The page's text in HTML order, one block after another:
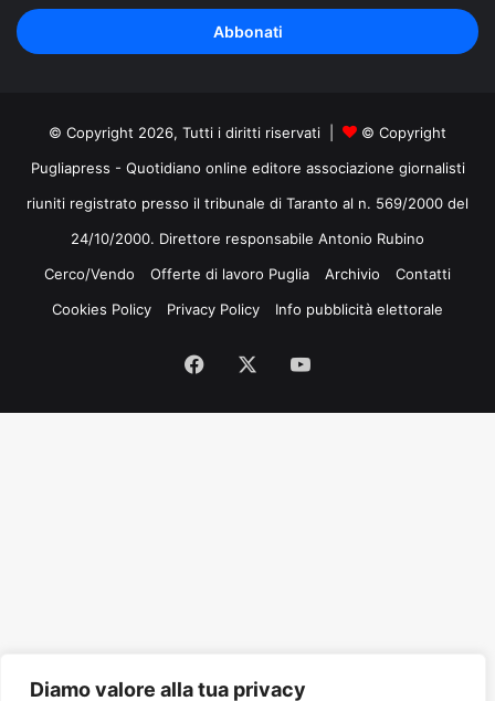
Diamo valore alla tua privacy
tuo
indirizzo
mail
© Copyright 2026, Tutti i diritti riservati |
© Copyright
Pugliapress - Quotidiano online editore associazione giornalisti
riuniti registrato presso il tribunale di Taranto al n. 569/2000 del
24/10/2000. Direttore responsabile Antonio Rubino
Cerco/Vendo
Offerte di lavoro Puglia Archivio
Contatti
Cookies Policy
Privacy Policy Info pubblicità elettorale
Facebook
Tube